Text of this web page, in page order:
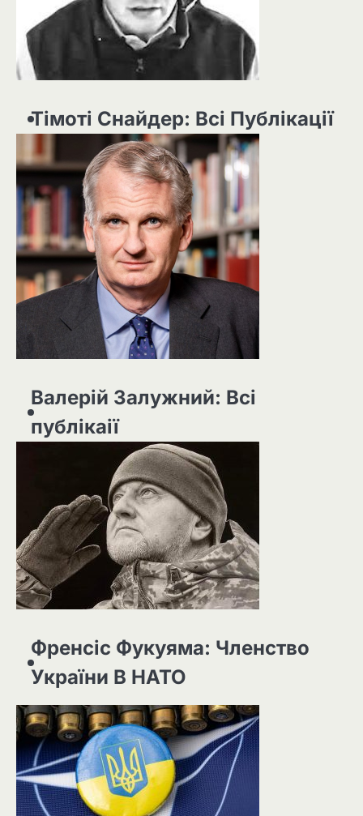
Тімоті Снайдер: Всі Публікації
Валерій Залужний: Всі
публікаії
Френсіс Фукуяма: Членство
України В НАТО